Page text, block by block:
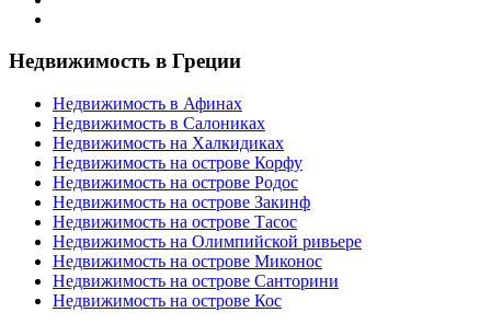
Недвижимость в Греции
Недвижимость в Афинах
Недвижимость в Салониках
Недвижимость на Халкидиках
Недвижимость на острове Корфу
Недвижимость на острове Родос
Недвижимость на острове Закинф
Недвижимость на острове Тасос
Недвижимость на Олимпийской ривьере
Недвижимость на острове Миконос
Недвижимость на острове Санторини
Недвижимость на острове Кос